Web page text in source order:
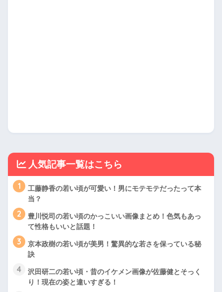
人気記事一覧はこちら
1
工藤静香の若い頃が可愛い！男にモテモテだったって本
当？
2
豊川悦司の若い頃のかっこいい画像まとめ！色気もあっ
て性格もいいと話題！
3
京本政樹の若い頃が美男！驚異的な若さを保っている秘
訣
4
沢田研二の若い頃・昔のイケメン画像が佐藤健とそっく
り！現在の姿と違いすぎる！